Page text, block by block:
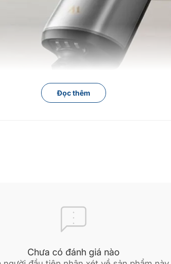
một lần di chuyển
Đọc thêm
Chưa có đánh giá nào